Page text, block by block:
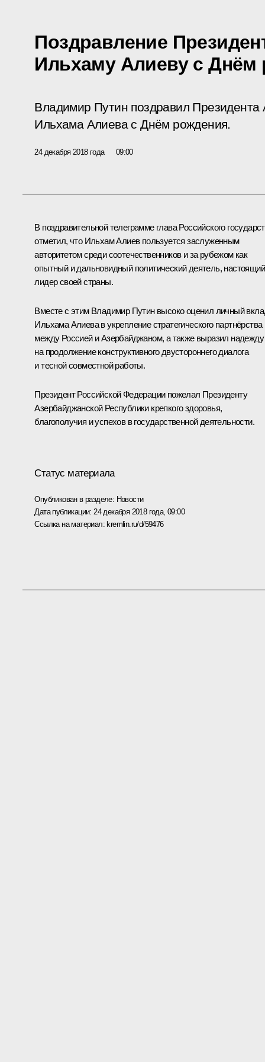
Поздравление
Ильхаму Алиеву с Днём
Владимир Путин поздравил Президента
Ильхама Алиева с Днём рождения.
24 декабря 2018 года 09:00
В поздравительной телеграмме глава Российского
отметил, что Ильхам Алиев пользуется заслуженным
авторитетом среди соотечественников и за рубежом как
опытный и дальновидный политический деятель, настоящий
лидер своей страны.
Вместе с этим Владимир Путин высоко оценил личный
Ильхама Алиева в укрепление стратегического партнёрства
между Россией и Азербайджаном, а также выразил надежду
на продолжение конструктивного двустороннего диалога
и тесной совместной работы.
Президент Российской Федерации пожелал Президенту
Азербайджанской Республики крепкого здоровья,
благополучия и успехов в государственной деятельности.
Статус материала
Опубликован в разделе: Новости
Дата публикации: 24 декабря 2018 года, 09:00
Ссылка на материал: kremlin.ru/d/59476